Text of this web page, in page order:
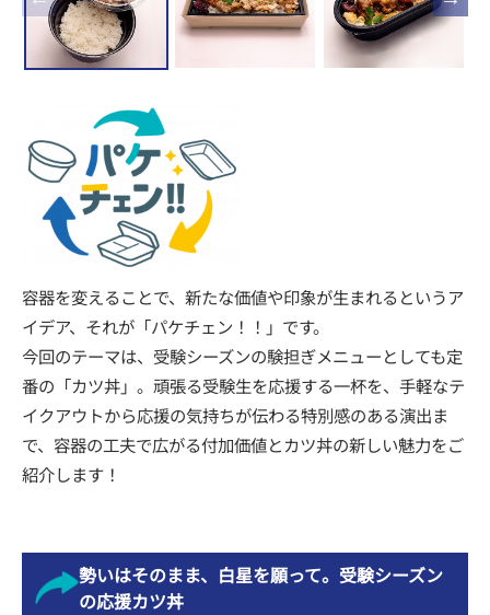
容器を変えることで、新たな価値や印象が生まれるというア
イデア、それが「パケチェン！！」です。
今回のテーマは、受験シーズンの験担ぎメニューとしても定
番の「カツ丼」。頑張る受験生を応援する一杯を、手軽なテ
イクアウトから応援の気持ちが伝わる特別感のある演出ま
で、容器の工夫で広がる付加価値とカツ丼の新しい魅力をご
紹介します！
勢いはそのまま、白星を願って。受験シーズン
の応援カツ丼